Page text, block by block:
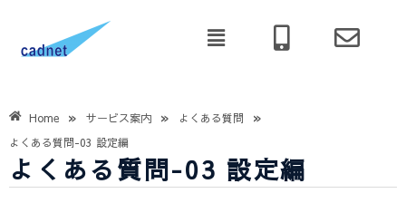
Home » サービス案内 » よくある質問 »
よくある質問-03 設定編
よくある質問-03 設定編